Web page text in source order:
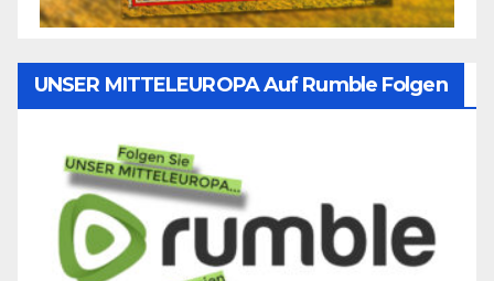
UNSER MITTELEUROPA Auf Rumble Folgen